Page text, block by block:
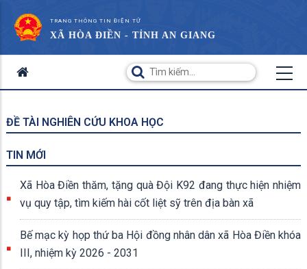
TRANG THÔNG TIN ĐIỆN TỬ
XÃ HÒA ĐIỀN - TỈNH AN GIANG
ĐỀ TÀI NGHIÊN CỨU KHOA HỌC
TIN MỚI
Xã Hòa Điền thăm, tặng quà Đội K92 đang thực hiện nhiệm
vụ quy tập, tìm kiếm hài cốt liệt sỹ trên địa bàn xã
Bế mạc kỳ họp thứ ba Hội đồng nhân dân xã Hòa Điền khóa
III, nhiệm kỳ 2026 - 2031